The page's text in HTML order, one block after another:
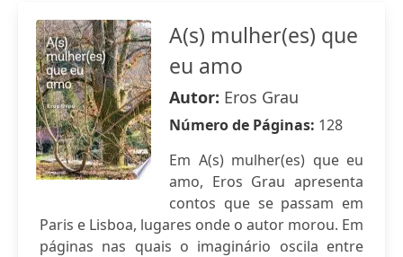
A(s) mulher(es) que
eu amo
Autor: Eros Grau
Número de Páginas: 128
Em A(s) mulher(es) que eu
amo, Eros Grau apresenta
contos que se passam em
Paris e Lisboa, lugares onde o autor morou. Em
páginas nas quais o imaginário oscila entre